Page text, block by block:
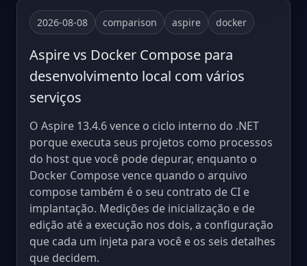
2026-08-08 comparison aspire docker
Aspire vs Docker Compose para
desenvolvimento local com vários
serviços
O Aspire 13.4.6 vence o ciclo interno do .NET
porque executa seus projetos como processos
do host que você pode depurar, enquanto o
Docker Compose vence quando o arquivo
compose também é o seu contrato de CI e
implantação. Medições de inicialização e de
edição até a execução nos dois, a configuração
que cada um injeta para você e os seis detalhes
que decidem.